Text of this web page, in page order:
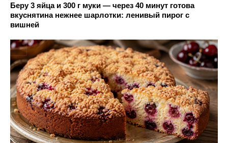
Беру 3 яйца и 300 г муки — через 40 минут готова
вкуснятина нежнее шарлотки: ленивый пирог с
вишней